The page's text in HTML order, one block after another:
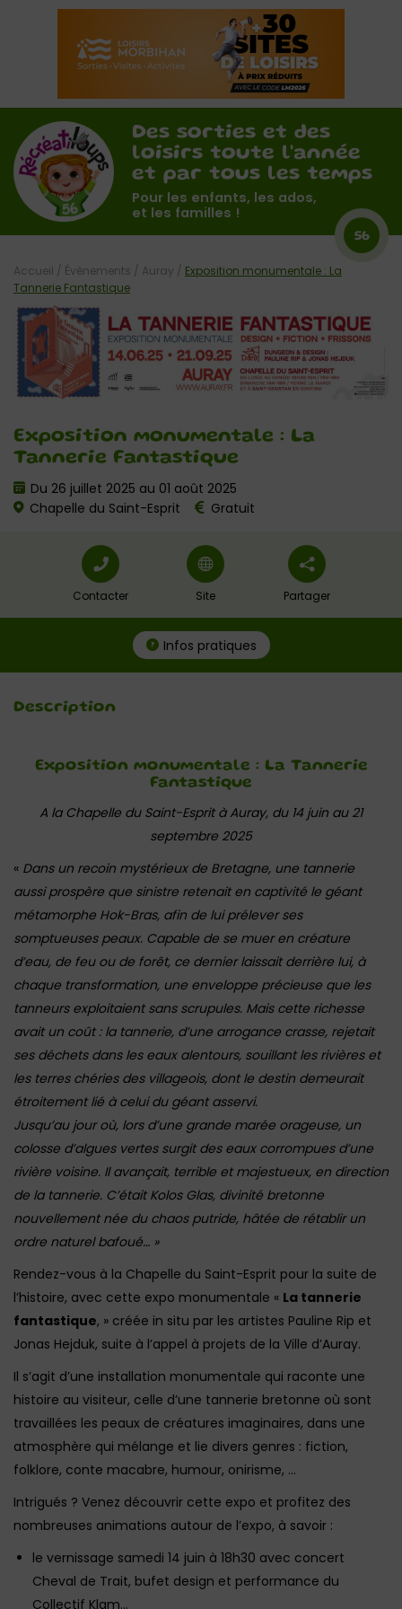
Des sorties et des
loisirs toute l'année
et par tous les temps
Pour les enfants, les ados,
et les familles !
56
Exposition monumentale : La
Tannerie Fantastique
Du 26 juillet 2025 au 01 août 2025
Chapelle du Saint-Esprit
Gratuit
Accueil / Évènements / Auray / Exposition monumentale : La
Tannerie Fantastique
Contacter Site Partager
Infos pratiques
Description
Exposition monumentale : La Tannerie
Fantastique
A la Chapelle du Saint-Esprit à Auray, du 14 juin au 21
septembre 2025
« Dans un recoin mystérieux de Bretagne, une tannerie
aussi prospère que sinistre retenait en captivité le géant
métamorphe Hok-Bras, afin de lui prélever ses
somptueuses peaux. Capable de se muer en créature
d’eau, de feu ou de forêt, ce dernier laissait derrière lui, à
chaque transformation, une enveloppe précieuse que les
tanneurs exploitaient sans scrupules. Mais cette richesse
avait un coût : la tannerie, d’une arrogance crasse, rejetait
ses déchets dans les eaux alentours, souillant les rivières et
les terres chéries des villageois, dont le destin demeurait
étroitement lié à celui du géant asservi.
Jusqu’au jour où, lors d’une grande marée orageuse, un
colosse d’algues vertes surgit des eaux corrompues d’une
rivière voisine. Il avançait, terrible et majestueux, en direction
de la tannerie. C’était Kolos Glas, divinité bretonne
nouvellement née du chaos putride, hâtée de rétablir un
ordre naturel bafoué… »
Rendez-vous à la Chapelle du Saint-Esprit pour la suite de
l’histoire, avec cette expo monumentale « La tannerie
fantastique, » créée in situ par les artistes Pauline Rip et
Jonas Hejduk, suite à l’appel à projets de la Ville d’Auray.
Il s’agit d’une installation monumentale qui raconte une
histoire au visiteur, celle d’une tannerie bretonne où sont
travaillées les peaux de créatures imaginaires, dans une
atmosphère qui mélange et lie divers genres : fiction,
folklore, conte macabre, humour, onirisme, …
Intrigués ? Venez découvrir cette expo et profitez des
nombreuses animations autour de l’expo, à savoir :
le vernissage samedi 14 juin à 18h30 avec concert
Cheval de Trait, bufet design et performance du
Collectif Klam…